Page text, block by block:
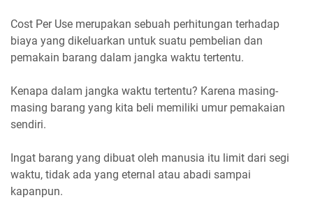
Cost Per Use merupakan sebuah perhitungan terhadap
biaya yang dikeluarkan untuk suatu pembelian dan
pemakain barang dalam jangka waktu tertentu.
Kenapa dalam jangka waktu tertentu? Karena masing-
masing barang yang kita beli memiliki umur pemakaian
sendiri.
Ingat barang yang dibuat oleh manusia itu limit dari segi
waktu, tidak ada yang eternal atau abadi sampai
kapanpun.